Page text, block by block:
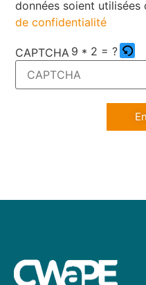
données soient utilisées
de confidentialité
CAPTCHA 9 * 2 = ?